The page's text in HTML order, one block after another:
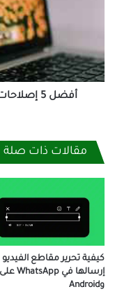
الإنهاء
على
نظام
أفضل 5
مقالات ذات صلة
كيفية تحرير مقاطع
وAndroid